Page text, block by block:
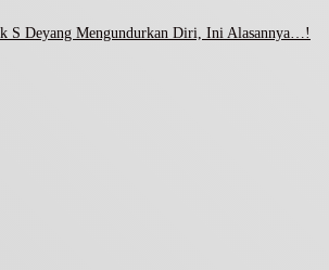
S Deyang Mengundurkan Diri, Ini Alasannya…!